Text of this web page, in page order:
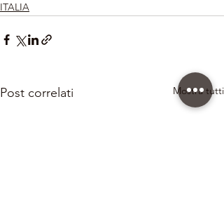
ITALIA
Post correlati Mostra tutti